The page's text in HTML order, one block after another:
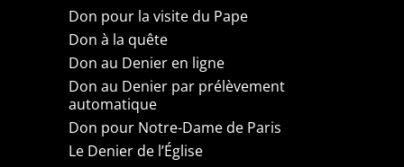
Don pour la visite du Pape
Don à la quête
Don au Denier en ligne
Don au Denier par prélèvement
automatique
Don pour Notre-Dame de Paris
Le Denier de l’Église